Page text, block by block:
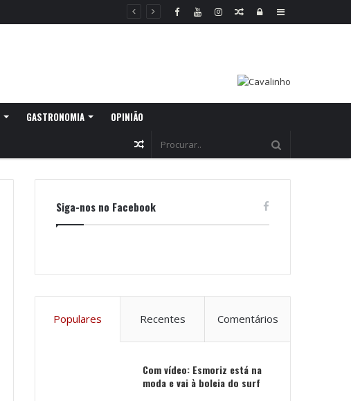
Sidebar
Log
Random
GASTRONOMIA OPINIÃO
Random
Siga-nos no Facebook
Populares Recentes Comentários
Com vídeo: Esmoriz está na
moda e vai à boleia do surf